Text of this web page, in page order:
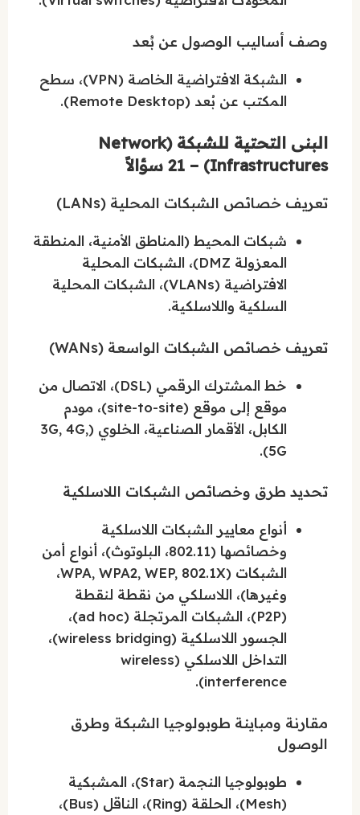
وصف أساليب الوصول عن بُعد
الشبكة الافتراضية الخاصة (VPN)، سطح
المكتب عن بُعد (Remote Desktop).
البنى التحتية للشبكة (Network
Infrastructures) – 21 سؤالاً
تعريف خصائص الشبكات المحلية (LANs)
شبكات المحيط (المناطق الأمنية، المنطقة
المعزولة DMZ)، الشبكات المحلية
الافتراضية (VLANs)، الشبكات المحلية
السلكية واللاسلكية.
تعريف خصائص الشبكات الواسعة (WANs)
خط المشترك الرقمي (DSL)، الاتصال من
موقع إلى موقع (site-to-site)، مودم
الكابل، الأقمار الصناعية، الخلوي (3G, 4G,
5G).
تحديد طرق وخصائص الشبكات اللاسلكية
أنواع معايير الشبكات اللاسلكية
وخصائصها (802.11، البلوتوث)، أنواع أمن
الشبكات (WPA, WPA2, WEP, 802.1X،
وغيرها)، اللاسلكي من نقطة لنقطة
(P2P)، الشبكات المرتجلة (ad hoc)،
الجسور اللاسلكية (wireless bridging)،
التداخل اللاسلكي (wireless
interference).
مقارنة ومباينة طوبولوجيا الشبكة وطرق
الوصول
طوبولوجيا النجمة (Star)، المشبكية
(Mesh)، الحلقة (Ring)، الناقل (Bus)،